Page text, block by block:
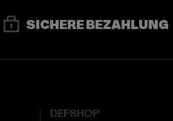
SICHERE BEZAHLUNG
DEFSHOP